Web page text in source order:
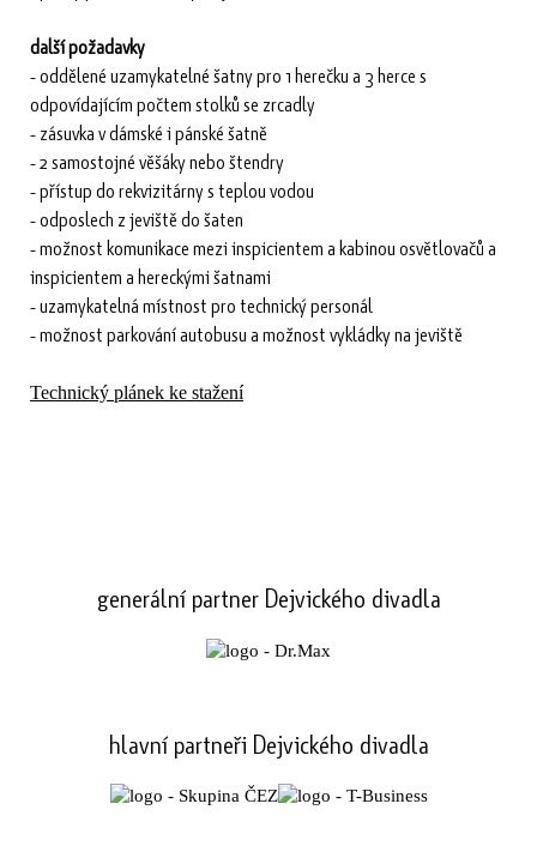
další požadavky
- oddělené uzamykatelné šatny pro 1 herečku a 3 herce s
odpovídajícím počtem stolků se zrcadly
- zásuvka v dámské i pánské šatně
- 2 samostojné věšáky nebo štendry
- přístup do rekvizitárny s teplou vodou
- odposlech z jeviště do šaten
- možnost komunikace mezi inspicientem a kabinou osvětlovačů a
inspicientem a hereckými šatnami
- uzamykatelná místnost pro technický personál
- možnost parkování autobusu a možnost vykládky na jeviště
Technický plánek ke stažení
generální partner Dejvického divadla
hlavní partneři Dejvického divadla